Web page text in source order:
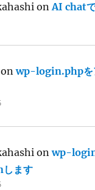
onAI chat
onwp-login.phpを
onwp-
します